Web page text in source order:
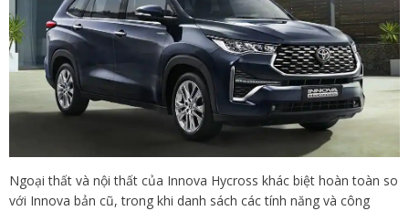
Ngoại thất và nội thất của Innova Hycross khác biệt hoàn toàn so
với Innova bản cũ, trong khi danh sách các tính năng và công